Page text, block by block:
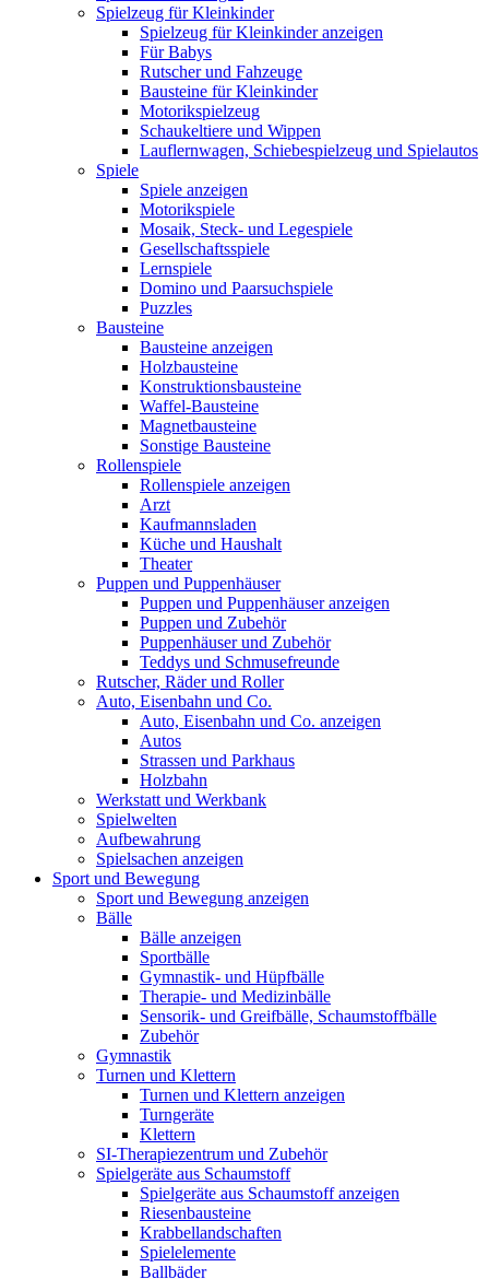
Spielzeug für Kleinkinder
Spielzeug für Kleinkinder anzeigen
Für Babys
Rutscher und Fahzeuge
Bausteine für Kleinkinder
Motorikspielzeug
Schaukeltiere und Wippen
Lauflernwagen, Schiebespielzeug und Spielautos
Spiele
Spiele anzeigen
Motorikspiele
Mosaik, Steck- und Legespiele
Gesellschaftsspiele
Lernspiele
Domino und Paarsuchspiele
Puzzles
Bausteine
Bausteine anzeigen
Holzbausteine
Konstruktionsbausteine
Waffel-Bausteine
Magnetbausteine
Sonstige Bausteine
Rollenspiele
Rollenspiele anzeigen
Arzt
Kaufmannsladen
Küche und Haushalt
Theater
Puppen und Puppenhäuser
Puppen und Puppenhäuser anzeigen
Puppen und Zubehör
Puppenhäuser und Zubehör
Teddys und Schmusefreunde
Rutscher, Räder und Roller
Auto, Eisenbahn und Co.
Auto, Eisenbahn und Co. anzeigen
Autos
Strassen und Parkhaus
Holzbahn
Werkstatt und Werkbank
Spielwelten
Aufbewahrung
Spielsachen anzeigen
Sport und Bewegung
Sport und Bewegung anzeigen
Bälle
Bälle anzeigen
Sportbälle
Gymnastik- und Hüpfbälle
Therapie- und Medizinbälle
Sensorik- und Greifbälle, Schaumstoffbälle
Zubehör
Gymnastik
Turnen und Klettern
Turnen und Klettern anzeigen
Turngeräte
Klettern
SI-Therapiezentrum und Zubehör
Spielgeräte aus Schaumstoff
Spielgeräte aus Schaumstoff anzeigen
Riesenbausteine
Krabbellandschaften
Spielelemente
Ballbäder